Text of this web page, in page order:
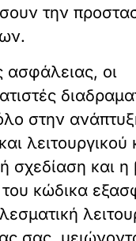
την
ασφάλειας, οι
στην
σχεδίαση και η
κώδικα